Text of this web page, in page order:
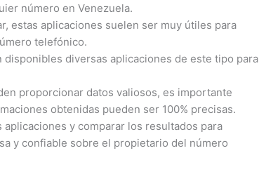
número en Venezuela.
estas aplicaciones suelen ser muy útiles para
telefónico.
disponibles diversas aplicaciones de este tipo para
proporcionar datos valiosos, es importante
obtenidas pueden ser 100% precisas.
y comparar los resultados para
y confiable sobre el propietario del número